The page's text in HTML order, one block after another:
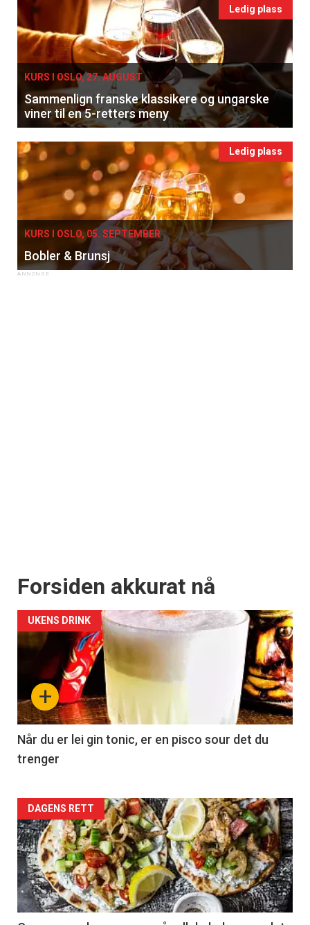
Registrer deg
Ledig plass
KURS I OSLO, 27. AUGUST
Sammenlign franske klassikere og ungarske
viner til en 5-retters meny
Ledig plass
KURS I OSLO, 05. SEPTEMBER
Bobler & Brunsj
Forsiden akkurat nå
+
UKENS DRINK
Når du er lei gin tonic, er en pisco sour det du
trenger
Forsiden
akkurat
nå
-
DAGENS RETT